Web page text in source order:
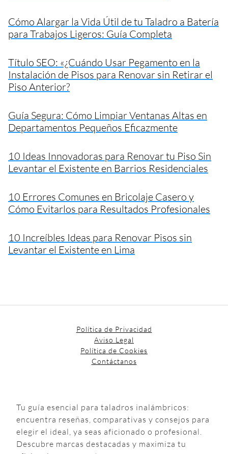
Cómo Alargar la Vida Útil de tu Taladro a Batería
para Trabajos Ligeros: Guía Completa
Título SEO: «¿Cuándo Usar Pegamento en la
Instalación de Pisos para Renovar sin Retirar el
Piso Anterior?
Guía Segura: Cómo Limpiar Ventanas Altas en
Departamentos Pequeños Eficazmente
10 Ideas Innovadoras para Renovar tu Piso Sin
Levantar el Existente en Barrios Residenciales
10 Errores Comunes en Bricolaje Casero y
Cómo Evitarlos para Resultados Profesionales
10 Increíbles Ideas para Renovar Pisos sin
Levantar el Existente en Lima
Política de Privacidad
Aviso Legal
Política de Cookies
Contáctanos
Tu guía esencial para taladros inalámbricos:
encuentra reseñas, comparativas y consejos para
elegir el ideal, ya seas aficionado o profesional.
Descubre marcas destacadas y maximiza tu